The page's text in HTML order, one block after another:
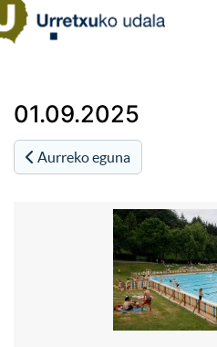
01.09.2025
Aurreko eguna